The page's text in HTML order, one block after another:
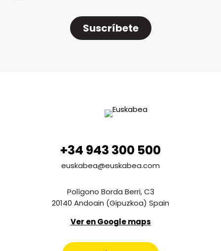
Suscríbete
+34 943 300 500
euskabea@euskabea.com
Polígono Borda Berri, C3
20140 Andoain (Gipuzkoa) Spain
Ver en Google maps